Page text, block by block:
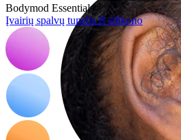
Bodymod Essentials
Įvairių spalvų tunelis iš silikono